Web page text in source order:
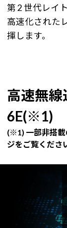
第 2 世代レイ
高速化された
揮します。
高速無
6E(※1)
(※1) 一部非搭載
ジをご覧くださ